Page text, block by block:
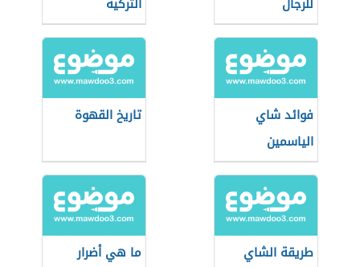
فوائد شاي
الياسمين
تاريخ القهوة
طريقة الشاي
ما هي أضرار